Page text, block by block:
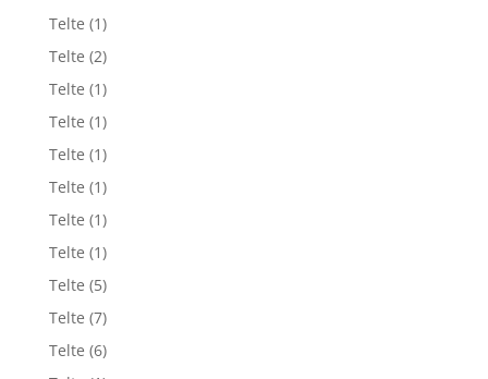
Telte (1)
Telte (2)
Telte (1)
Telte (1)
Telte (1)
Telte (1)
Telte (1)
Telte (1)
Telte (5)
Telte (7)
Telte (6)